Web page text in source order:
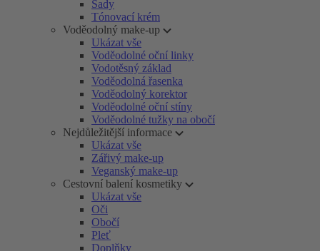
Sady
Tónovací krém
Voděodolný make-up
Ukázat vše
Voděodolné oční linky
Vodotěsný základ
Voděodolná řasenka
Voděodolný korektor
Voděodolné oční stíny
Voděodolné tužky na obočí
Nejdůležitější informace
Ukázat vše
Zářivý make-up
Veganský make-up
Cestovní balení kosmetiky
Ukázat vše
Oči
Obočí
Pleť
Doplňky